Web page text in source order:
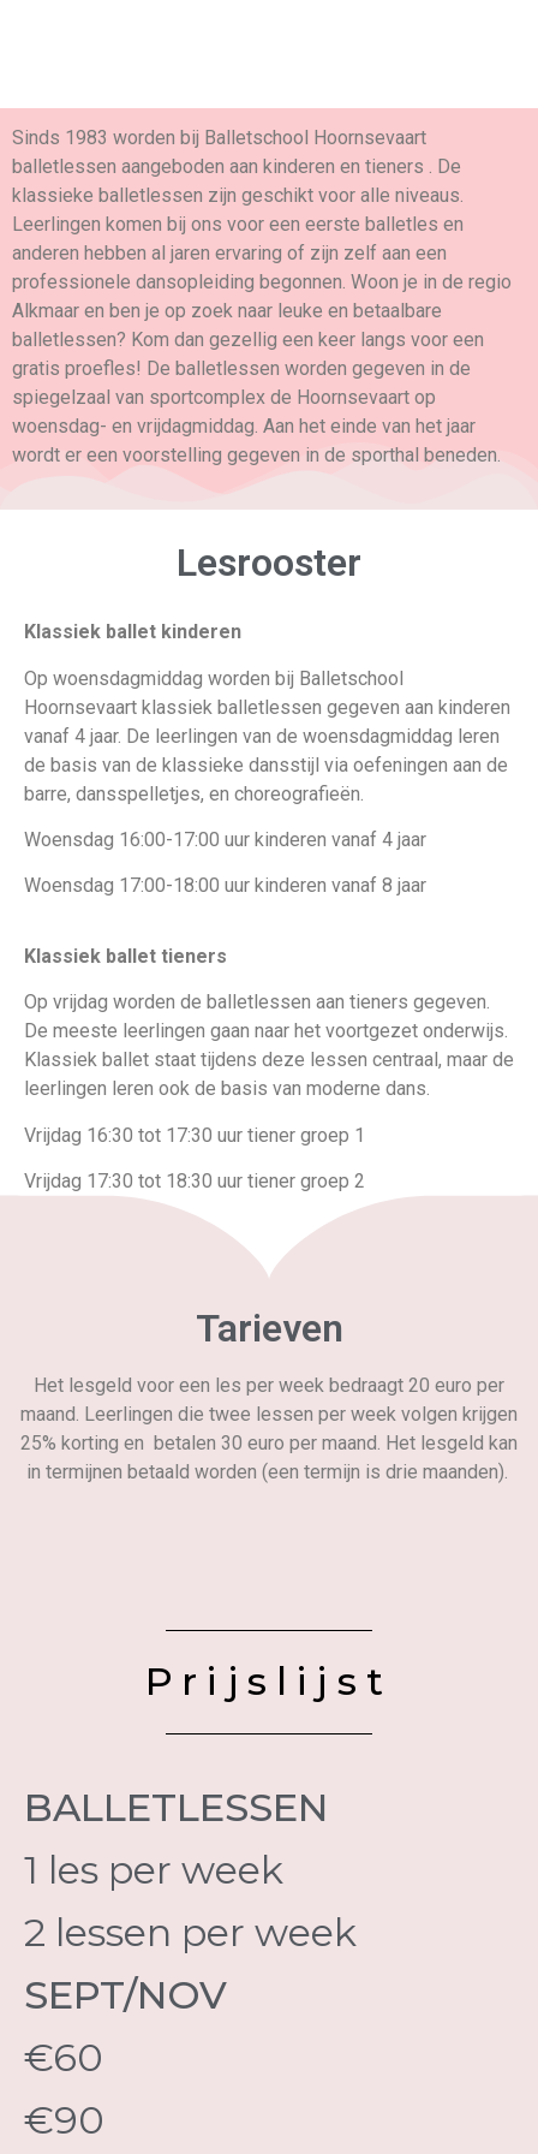
Sinds 1983 worden bij Balletschool Hoornsevaart
balletlessen aangeboden aan kinderen en tieners . De
klassieke balletlessen zijn geschikt voor alle niveaus.
Leerlingen komen bij ons voor een eerste balletles en
anderen hebben al jaren ervaring of zijn zelf aan een
professionele dansopleiding begonnen. Woon je in de regio
Alkmaar en ben je op zoek naar leuke en betaalbare
balletlessen? Kom dan gezellig een keer langs voor een
gratis proefles! De balletlessen worden gegeven in de
spiegelzaal van sportcomplex de Hoornsevaart op
woensdag- en vrijdagmiddag. Aan het einde van het jaar
wordt er een voorstelling gegeven in de sporthal beneden.
Lesrooster
Klassiek ballet kinderen
Op woensdagmiddag worden bij Balletschool
Hoornsevaart klassiek balletlessen gegeven aan kinderen
vanaf 4 jaar. De leerlingen van de woensdagmiddag leren
de basis van de klassieke dansstijl via oefeningen aan de
barre, dansspelletjes, en choreografieën.
Woensdag 16:00-17:00 uur kinderen vanaf 4 jaar
Woensdag 17:00-18:00 uur kinderen vanaf 8 jaar
Klassiek ballet tieners
Op vrijdag worden de balletlessen aan tieners gegeven.
De meeste leerlingen gaan naar het voortgezet onderwijs.
Klassiek ballet staat tijdens deze lessen centraal, maar de
leerlingen leren ook de basis van moderne dans.
Vrijdag 16:30 tot 17:30 uur tiener groep 1
Vrijdag 17:30 tot 18:30 uur tiener groep 2
Tarieven
Het lesgeld voor een les per week bedraagt 20 euro per
maand. Leerlingen die twee lessen per week volgen krijgen
25% korting en betalen 30 euro per maand. Het lesgeld kan
in termijnen betaald worden (een termijn is drie maanden).
Prijslijst
BALLETLESSEN
1 les per week
2 lessen per week
SEPT/NOV
€60
€90